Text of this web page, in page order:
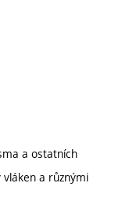
a ostatních
a různými